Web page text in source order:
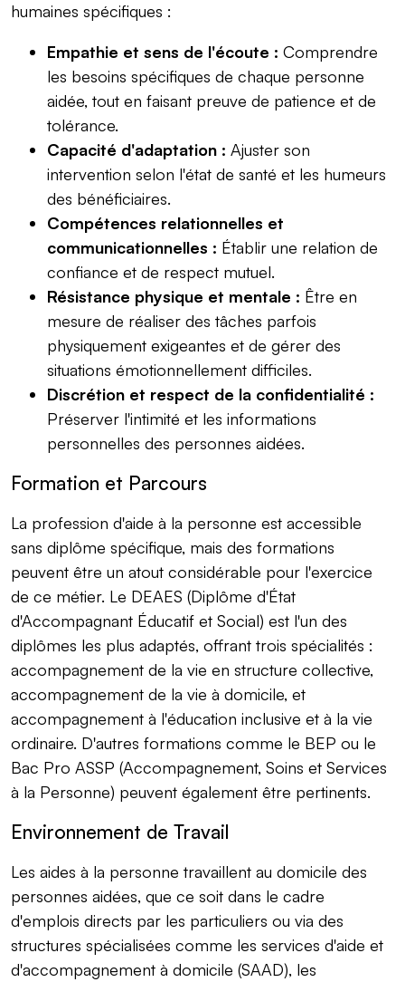
humaines spécifiques :
Empathie et sens de l'écoute : Comprendre
les besoins spécifiques de chaque personne
aidée, tout en faisant preuve de patience et de
tolérance.
Capacité d'adaptation : Ajuster son
intervention selon l'état de santé et les humeurs
des bénéficiaires.
Compétences relationnelles et
communicationnelles : Établir une relation de
confiance et de respect mutuel.
Résistance physique et mentale : Être en
mesure de réaliser des tâches parfois
physiquement exigeantes et de gérer des
situations émotionnellement difficiles.
Discrétion et respect de la confidentialité :
Préserver l'intimité et les informations
personnelles des personnes aidées.
Formation et Parcours
La profession d'aide à la personne est accessible
sans diplôme spécifique, mais des formations
peuvent être un atout considérable pour l'exercice
de ce métier. Le DEAES (Diplôme d'État
d'Accompagnant Éducatif et Social) est l'un des
diplômes les plus adaptés, offrant trois spécialités :
accompagnement de la vie en structure collective,
accompagnement de la vie à domicile, et
accompagnement à l'éducation inclusive et à la vie
ordinaire. D'autres formations comme le BEP ou le
Bac Pro ASSP (Accompagnement, Soins et Services
à la Personne) peuvent également être pertinents.
Environnement de Travail
Les aides à la personne travaillent au domicile des
personnes aidées, que ce soit dans le cadre
d'emplois directs par les particuliers ou via des
structures spécialisées comme les services d'aide et
d'accompagnement à domicile (SAAD), les